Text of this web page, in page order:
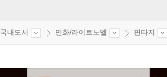
국내도서 만화/라이트노벨 판타지